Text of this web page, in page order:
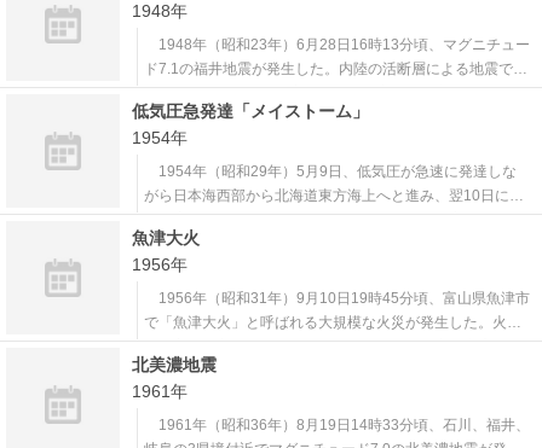
けての沿岸に来襲し、三重県、徳島県、高知県では高さ4～
6mに達したところもあ
1948年
1948年（昭和23年）6月28日16時13分頃、マグニチュー
ド7.1の福井地震が発生した。内陸の活断層による地震であ
り、特に福井平野の被害が甚大で、家屋全壊率100％の集
落が相次いだほか、福井市内は大火により焦土と化した。
死者は3,769人、負傷者は20,000人以上、被災家屋は50,
000棟
低気圧急発達「メイストーム」
1954年
1954年（昭和29年）5月9日、低気圧が急速に発達しな
がら日本海西部から北海道東方海上へと進み、翌10日にか
けて広い範囲で大荒れの天気になった。暴風や高波により
漁船の沈没や消息不明などの海難事故が多発し、死者・行
方不明者は約400人に達した。 この荒天が「メイストー
ム」（5月の嵐）の語源となった
魚津大火
1956年
1956年（昭和31年）9月10日19時45分頃、富山県魚津市
で「魚津大火」と呼ばれる大規模な火災が発生した。火元
は、富山地方鉄道の電鉄魚津駅西側にある住宅や商店など
が密集する地域の一角にあった納屋であり、折しも台風12
号が日本海を通過している中、フェーン現象による強風に
あおられ火勢が拡大し、市街
北美濃地震
1961年
1961年（昭和36年）8月19日14時33分頃、石川、福井、